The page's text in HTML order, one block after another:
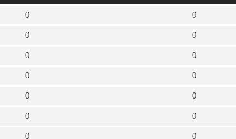
0 0
0 0
0 0
0 0
0 0
0 0
0 0